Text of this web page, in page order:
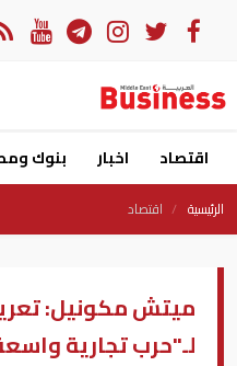
اقتصاد اخبار بنوك
الرئيسية اقتصاد
ميتش مكونيل:
لـ"حرب تجارية